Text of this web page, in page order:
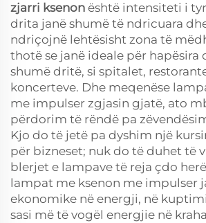
zjarri ksenon është intensiteti i
drita janë shumë të ndricuara
ndriçojnë lehtësisht zona të
thotë se janë ideale për hapësira
shumë dritë, si spitalet,
koncerteve. Dhe meqenëse
me impulser zgjasin gjatë, ato
përdorim të rëndë pa
Kjo do të jetë pa dyshim një
për bizneset; nuk do të duhet të
blerjet e lampave të reja çdo
lampat me ksenon me impulser
ekonomike në energji, në
sasi më të vogël energjie në